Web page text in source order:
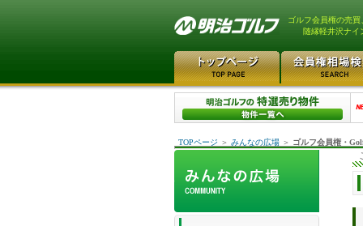
ゴルフ会員権の売
随縁軽井沢ナイ
TOPページ ＞ みんなの広場 ＞ ゴルフ会員権・